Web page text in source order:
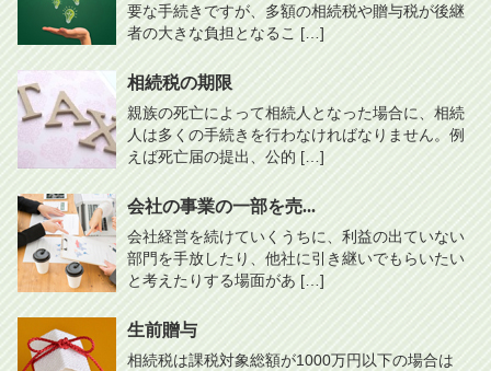
要な手続きですが、多額の相続税や贈与税が後継
者の大きな負担となるこ […]
相続税の期限
親族の死亡によって相続人となった場合に、相続
人は多くの手続きを行わなければなりません。例
えば死亡届の提出、公的 […]
会社の事業の一部を売...
会社経営を続けていくうちに、利益の出ていない
部門を手放したり、他社に引き継いでもらいたい
と考えたりする場面があ […]
生前贈与
相続税は課税対象総額が1000万円以下の場合は